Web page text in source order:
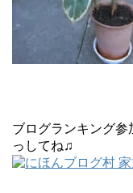
ブログランキング参
っしてね♫